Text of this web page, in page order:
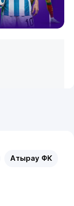
Атырау ФК